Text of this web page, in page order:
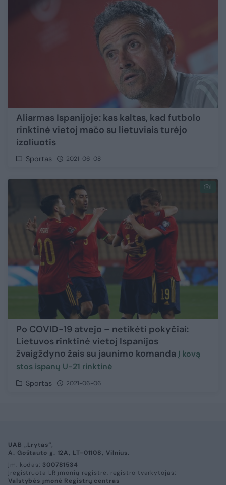
Aliarmas Ispanijoje: kas kaltas, kad futbolo
rinktinė vietoj mačo su lietuviais turėjo
izoliuotis
Sportas 2021-06-08
1
Po COVID-19 atvejo – netikėti pokyčiai:
Lietuvos rinktinė vietoj Ispanijos
žvaigždyno žais su jaunimo komanda Į kovą
stos ispanų U-21 rinktinė
Sportas 2021-06-06
UAB „Lrytas“,
A. Goštauto g. 12A, LT-01108, Vilnius.
Įm. kodas: 300781534
Įregistruota LR įmonių registre, registro tvarkytojas:
Valstybės įmonė Registrų centras